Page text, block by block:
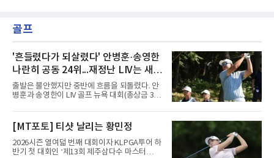
골프
'흔들렸다가 되살렸다' 안병훈·송영한
나란히 공동 24위...재정난 LIV는 새
투자처 찾는다
출발은 불안했지만 중반에 흐름을 되돌렸다. 안
병훈과 송영한이 LIV 골프 뉴욕 대회(총상금 3천
병훈은 7일(한국시간) 미국 뉴저지주 베드민스
터의 트럼프 내셔널 골프 클럽 베드민스터(파
71)에서 열린 1라운드에서 버디 3개와 보기 4개
를 묶어 1오버파 72타를 쳤다. 6번 홀(파4)에서
시작해 첫 홀부터 보기를 범하며 불안하게 출발
[MT포토] 티샷 날리는 황민정
2026시즌 열여덟 번째 대회이자 KLPGA투어 하
반기 첫 대회인 ‘제13회 제주삼다수 마스터